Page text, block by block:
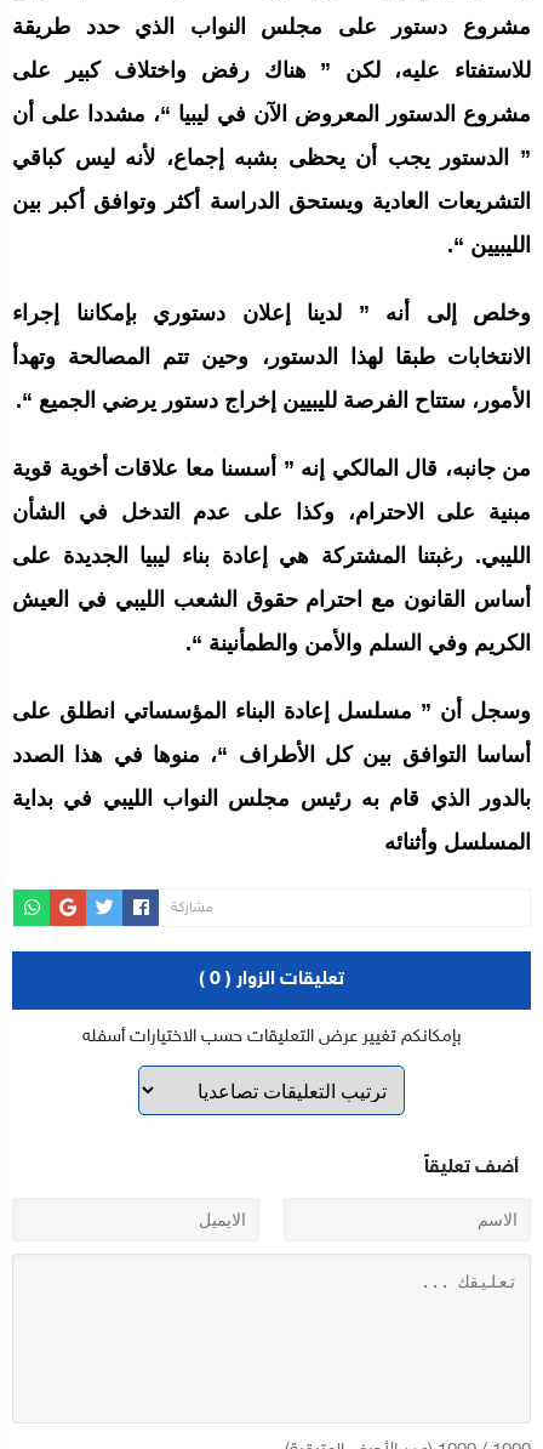
مشروع دستور على مجلس النواب الذي حدد طريقة
للاستفتاء عليه، لكن ” هناك رفض واختلاف كبير على
مشروع الدستور المعروض الآن في ليبيا “، مشددا على أن
” الدستور يجب أن يحظى بشبه إجماع، لأنه ليس كباقي
التشريعات العادية ويستحق الدراسة أكثر وتوافق أكبر بين
الليبيين “.
وخلص إلى أنه ” لدينا إعلان دستوري بإمكاننا إجراء
الانتخابات طبقا لهذا الدستور، وحين تتم المصالحة وتهدأ
الأمور، ستتاح الفرصة لليبيين إخراج دستور يرضي الجميع “.
من جانبه، قال المالكي إنه ” أسسنا معا علاقات أخوية قوية
مبنية على الاحترام، وكذا على عدم التدخل في الشأن
الليبي. رغبتنا المشتركة هي إعادة بناء ليبيا الجديدة على
أساس القانون مع احترام حقوق الشعب الليبي في العيش
الكريم وفي السلم والأمن والطمأنينة “.
وسجل أن ” مسلسل إعادة البناء المؤسساتي انطلق على
أساسا التوافق بين كل الأطراف “، منوها في هذا الصدد
بالدور الذي قام به رئيس مجلس النواب الليبي في بداية
المسلسل وأثنائه
مشاركة
تعليقات الزوار ( 0 )
بإمكانكم تغيير عرض التعليقات حسب الاختيارات أسفله
أضف تعليقاً